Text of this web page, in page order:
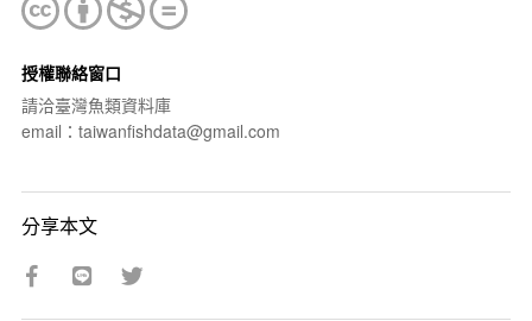
授權聯絡窗口
請洽臺灣魚類資料庫
email：taiwanfishdata@gmail.com
分享本文